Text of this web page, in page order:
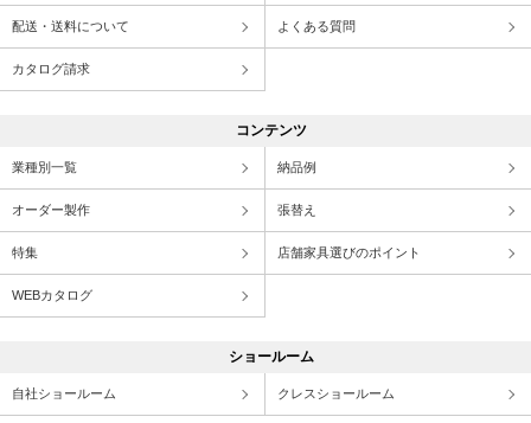
配送・送料について よくある質問
カタログ請求
コンテンツ
業種別一覧 納品例
オーダー製作 張替え
特集 店舗家具選びのポイント
WEBカタログ
ショールーム
自社ショールーム クレスショールーム